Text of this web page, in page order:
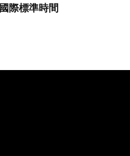
際標準時間